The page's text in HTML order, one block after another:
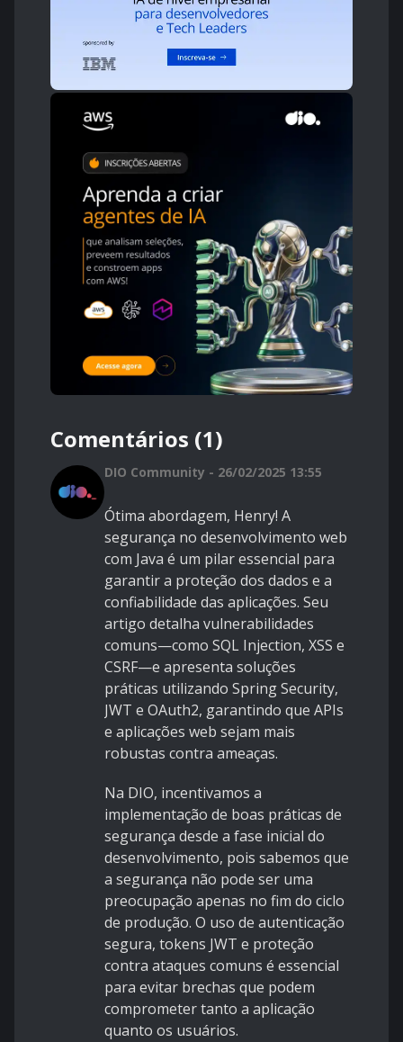
Comentários (1)
DIO Community - 26/02/2025 13:55
Ótima abordagem, Henry! A
segurança no desenvolvimento web
com Java é um pilar essencial para
garantir a proteção dos dados e a
confiabilidade das aplicações. Seu
artigo detalha vulnerabilidades
comuns—como SQL Injection, XSS e
CSRF—e apresenta soluções
práticas utilizando Spring Security,
JWT e OAuth2, garantindo que APIs
e aplicações web sejam mais
robustas contra ameaças.
Na DIO, incentivamos a
implementação de boas práticas de
segurança desde a fase inicial do
desenvolvimento, pois sabemos que
a segurança não pode ser uma
preocupação apenas no fim do ciclo
de produção. O uso de autenticação
segura, tokens JWT e proteção
contra ataques comuns é essencial
para evitar brechas que podem
comprometer tanto a aplicação
quanto os usuários.